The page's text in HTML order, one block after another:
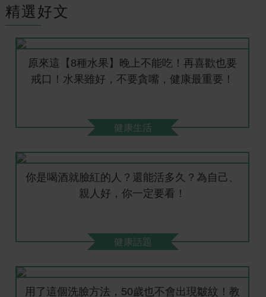
精選好文
原來這【8種水果】晚上不能吃！再喜歡也要
戒口！水果雖好，不要貪嘴，健康最重要！
健康生活
你是喝酒就臉紅的人？還能活多久？為自己、
親人好，你一定要看！
健康話題
用了這個洗臉方法，50歲也不會出現皺紋！教